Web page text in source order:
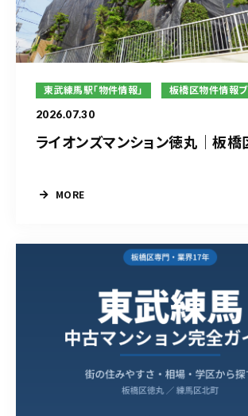
東武練馬駅「物件情報」 板橋区物件情報
2026.07.30
ライオンズマンション徳丸｜板
MORE